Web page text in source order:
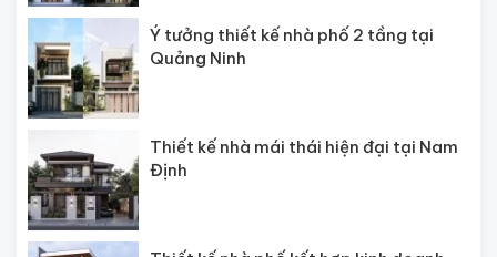
Ý tưởng thiết kế nhà phố 2 tầng tại
Quảng Ninh
Thiết kế nhà mái thái hiện đại tại Nam
Định